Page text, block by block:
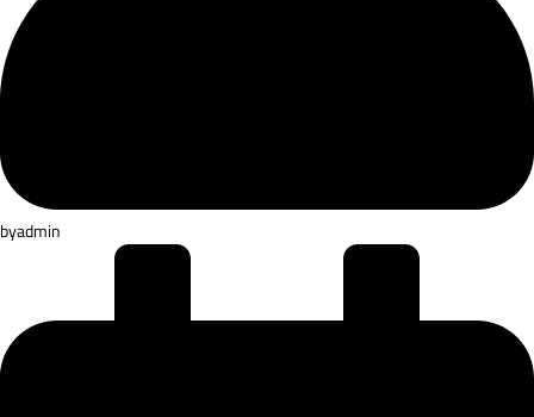
byadmin